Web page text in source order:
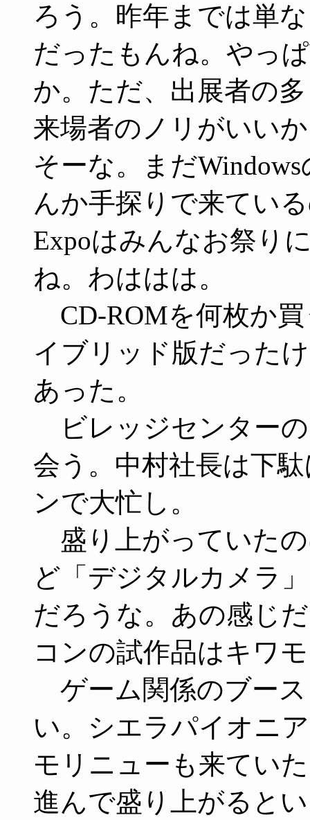
ろう。昨年までは単
だったもんね。やっ
か。ただ、出展者の
来場者のノリがいい
そーな。まだ
んか手探りで来てい
Expoはみんなお祭り
ね。わははは。
CD-ROMを何枚か
イブリッド版だった
あった。
ビレッジセンター
会う。中村社長は下
ンで大忙し。
盛り上がっていた
ど「デジタルカメラ
だろうな。あの感じ
コンの試作品はキワ
ゲーム関係のブー
い。シエラパイオニ
モリニューも来てい
進んで盛り上がると